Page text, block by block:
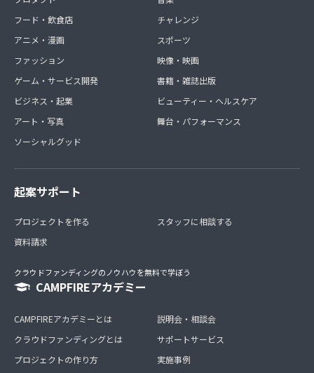
フード・飲食店
アニメ・漫画
ファッション
ゲーム・サービス開発
ビジネス・起業
アート・写真
ソーシャルグッド
チャレンジ
スポーツ
映像・映画
書籍・雑誌出版
ビューティー・ヘルスケア
舞台・パフォーマンス
起案サポート
プロジェクトを作る
資料請求
スタッフに相談する
クラウドファンディングのノウハウを無料で学ぼう
CAMPFIREアカデミー
CAMPFIREアカデミーとは
クラウドファンディングとは
プロジェクトの作り方
説明会・相談会
サポートサービス
実施事例